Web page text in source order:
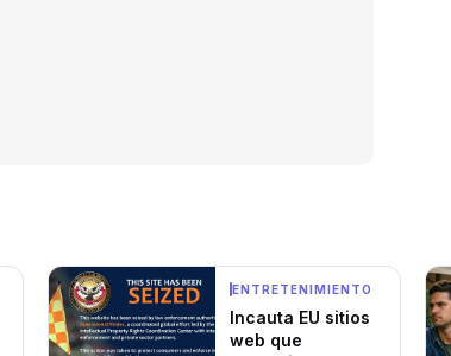
ENTRETENIMIENTO
Incauta EU sitios
web que